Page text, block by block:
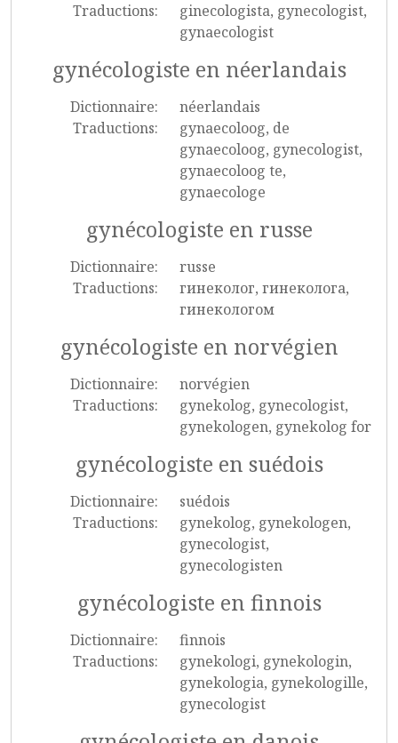
Traductions:
ginecologista, gynecologist,
gynaecologist
gynécologiste en néerlandais
Dictionnaire:
néerlandais
Traductions:
gynaecoloog, de
gynaecoloog, gynecologist,
gynaecoloog te,
gynaecologe
gynécologiste en russe
Dictionnaire:
russe
Traductions:
гинеколог, гинеколога,
гинекологом
gynécologiste en norvégien
Dictionnaire:
norvégien
Traductions:
gynekolog, gynecologist,
gynekologen, gynekolog for
gynécologiste en suédois
Dictionnaire:
suédois
Traductions:
gynekolog, gynekologen,
gynecologist,
gynecologisten
gynécologiste en finnois
Dictionnaire:
finnois
Traductions:
gynekologi, gynekologin,
gynekologia, gynekologille,
gynecologist